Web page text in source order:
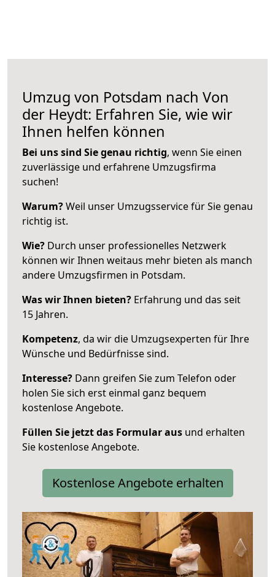
Umzug von Potsdam nach Von
der Heydt: Erfahren Sie, wie wir
Ihnen helfen können
Bei uns sind Sie genau richtig, wenn Sie einen
zuverlässige und erfahrene Umzugsfirma
suchen!
Warum?Weil unser Umzugsservice für Sie genau
richtig ist.
Wie? Durch unser professionelles Netzwerk
können wir Ihnen weitaus mehr bieten als manch
andere Umzugsfirmen in Potsdam.
Was wir Ihnen bieten? Erfahrung und das seit
15 Jahren.
Kompetenz, da wir die Umzugsexperten für Ihre
Wünsche und Bedürfnisse sind.
Interesse? Dann greifen Sie zum Telefon oder
holen Sie sich erst einmal ganz bequem
kostenlose Angebote.
Füllen Sie jetzt das Formular aus und erhalten
Sie kostenlose Angebote.
Kostenlose Angebote erhalten